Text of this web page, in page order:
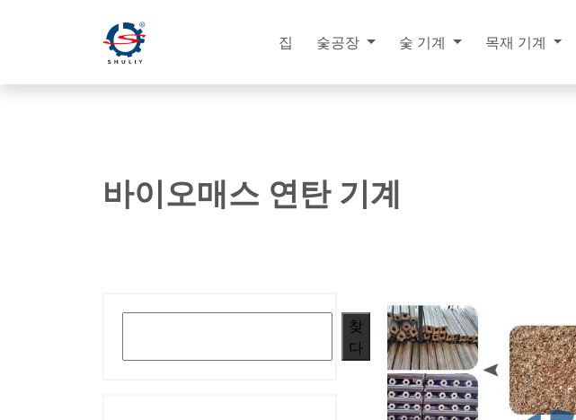
집 숯공장 숯 기계 목재 기계
바이오매스 연탄 기계
찾
다